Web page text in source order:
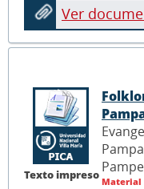
Ver
Texto impreso Material